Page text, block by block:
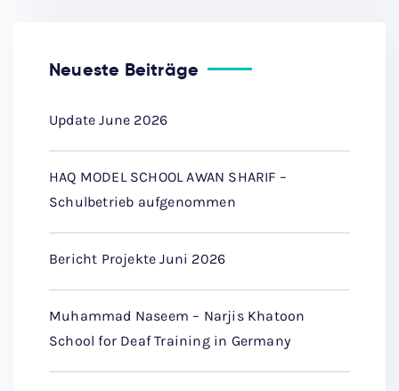
Neueste Beiträge
Update June 2026
HAQ MODEL SCHOOL AWAN SHARIF –
Schulbetrieb aufgenommen
Bericht Projekte Juni 2026
Muhammad Naseem – Narjis Khatoon
School for Deaf Training in Germany